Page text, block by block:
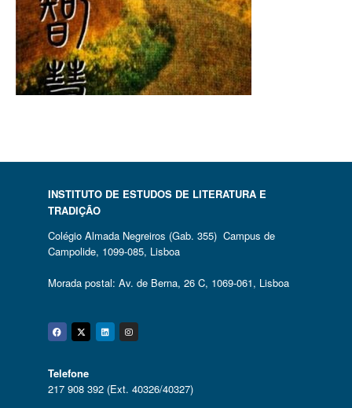
INSTITUTO DE ESTUDOS DE LITERATURA E
TRADIÇÃO
Colégio Almada Negreiros (Gab. 355) Campus de
Campolide, 1099-085, Lisboa
Morada postal: Av. de Berna, 26 C, 1069-061, Lisboa
Facebook
Twitter
Linkedin
Instagram
Telefone
217 908 392 (Ext. 40326/40327)